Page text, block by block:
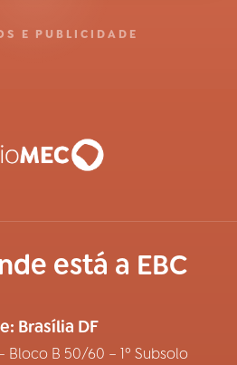
E PUBLICIDADE
está a EBC
Brasília DF
Bloco B 50/60 – 1º Subsolo